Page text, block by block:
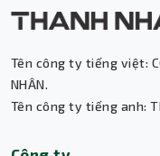
Tên công ty tiếng việt:
NHÂN.
Tên công ty tiếng anh: